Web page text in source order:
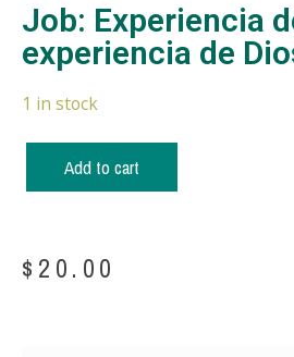
Job: Experiencia
experiencia de
1 in stock
Add to cart
$ 20.00